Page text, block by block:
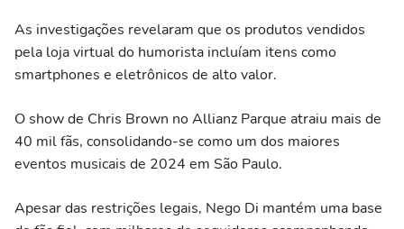
As investigações revelaram que os produtos vendidos
pela loja virtual do humorista incluíam itens como
smartphones e eletrônicos de alto valor.
O show de Chris Brown no Allianz Parque atraiu mais de
40 mil fãs, consolidando-se como um dos maiores
eventos musicais de 2024 em São Paulo.
Apesar das restrições legais, Nego Di mantém uma base